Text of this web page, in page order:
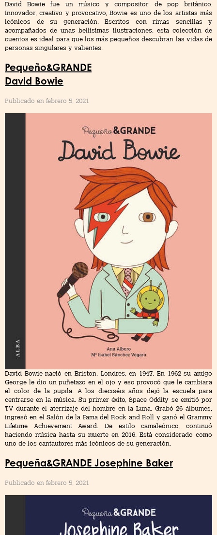
David Bowie fue un músico y compositor de pop británico.
Innovador, creativo y provocativo, Bowie es uno de los artistas más
icónicos de su generación. Escritos con rimas sencillas y
acompañados de unas bellísimas ilustraciones, esta colección de
cuentos es ideal para que los más pequeños descubran las vidas de
personas singulares y valientes.
Pequeño&GRANDE
David Bowie
Publicado en febrero 5, 2021
David Bowie nació en Briston, Londres, en 1947. En 1962 su amigo
George le dio un puñetazo en el ojo y eso provocó que le cambiara
el color de la pupila. A los dieciséis años dejó la escuela para
centrarse en la música. Su primer éxito, Space Oddity se emitió por
TV durante el aterrizaje del hombre en la Luna. Grabó 26 álbumes,
ingresó en el Salón de la Fama del Rock and Roll y ganó el Grammy
Lifetime Achievement Award. De estilo camaleónico, continuó
haciendo música hasta su muerte en 2016. Está considerado como
uno de los cantautores más icónicos de su generación.
Pequeña&GRANDE Josephine Baker
Publicado en febrero 5, 2021